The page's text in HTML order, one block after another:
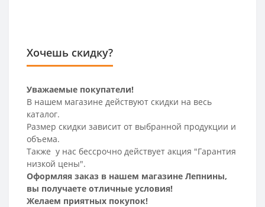
Хочешь скидку?
Уважаемые покупатели!
В нашем магазине действуют скидки на весь
каталог.
Размер скидки зависит от выбранной продукции и
объема.
Также у нас бессрочно действует акция "Гарантия
низкой цены".
Оформляя заказ в нашем магазине Лепнины,
вы получаете отличные условия!
Желаем приятных покупок!